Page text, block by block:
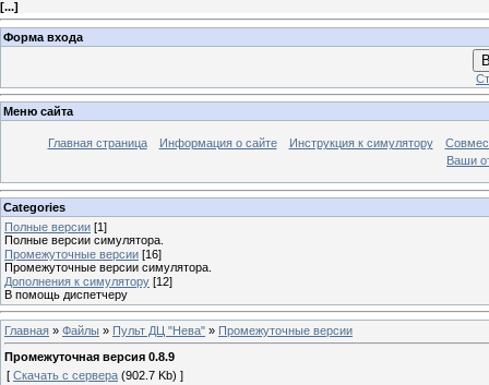
[...]
Форма входа
Меню сайта
Главная страница Информация о сайте Инструкция к симулятору
Ваши
Categories
Полные версии [1]
Полные версии симулятора.
Промежуточные версии [16]
Промежуточные версии симулятора.
Дополнения к симулятору [12]
В помощь диспетчеру
Главная » Файлы » Пульт ДЦ "Нева" » Промежуточные версии
Промежуточная версия 0.8.9
[ Скачать с сервера (902.7 Kb) ]